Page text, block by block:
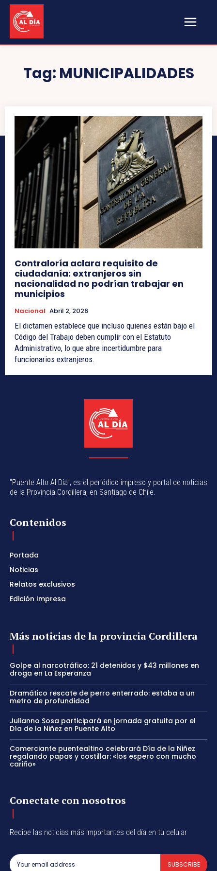
Tag: MUNICIPALIDADES
Contraloría aclara requisito de
ciudadanía: extranjeros sin
nacionalidad no podrían trabajar en
municipios
Nacional Abril 2, 2026
El dictamen establece que incluso quienes están bajo el
Código del Trabajo deben cumplir con el Estatuto
Administrativo, lo que abre incertidumbre para
funcionarios extranjeros.
"Puente Alto Al Día", es el periódico impreso y portal de noticias
de la Provincia Cordillera, en Santiago de Chile.
Contenidos
Portada
Noticias
Relatos exclusivos
Edición Impresa
Más noticias de la provincia Cordillera
Golpe al narcotráfico: 21 detenidos y $43 millones en
droga en La Esperanza
Dramático rescate de perro enterrado: estaba a un
metro de profundidad
Julianno Sosa participará en jornada gratuita por el
Día de la Niñez en Puente Alto
Comerciante puentealtino celebrará Día de la Niñez
regalando papas y costillar: «los espero con mucho
cariño»
Conectate con nosotros
Recibe las noticias más importantes del día en tu celular
SUBSCRIBE